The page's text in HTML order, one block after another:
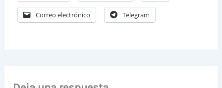
Correo electrónico Telegram